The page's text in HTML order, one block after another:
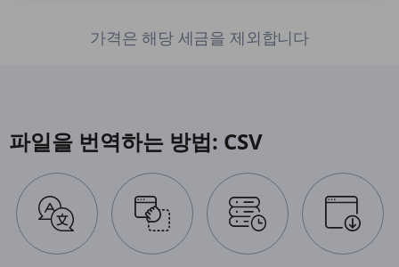
가격은 해당 세금을 제외합니다
파일을 번역하는 방법: CSV